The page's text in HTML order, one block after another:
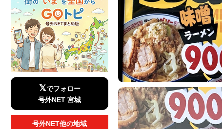
𝕏でフォロー
号外NET 宮城
号外NET他の地域